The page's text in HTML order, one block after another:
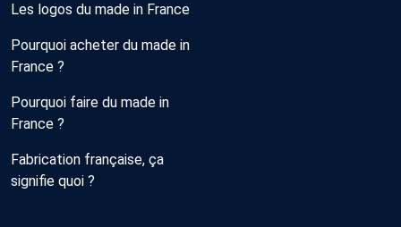
Les logos du made in France
Pourquoi acheter du made in
France ?
Pourquoi faire du made in
France ?
Fabrication française, ça
signifie quoi ?